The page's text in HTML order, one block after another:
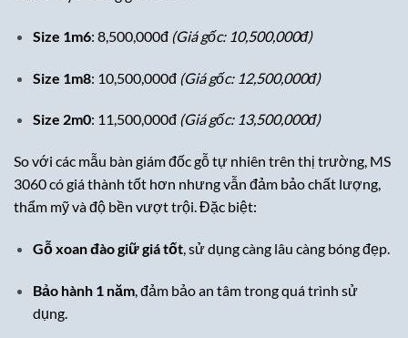
Size 1m6: 8,500,000đ (Giá gốc: 10,500,000đ)
Size 1m8: 10,500,000đ (Giá gốc: 12,500,000đ)
Size 2m0: 11,500,000đ (Giá gốc: 13,500,000đ)
So với các mẫu bàn giám đốc gỗ tự nhiên trên thị trường, MS
3060 có giá thành tốt hơn nhưng vẫn đảm bảo chất lượng,
thẩm mỹ và độ bền vượt trội. Đặc biệt:
Gỗ xoan đào giữ giá tốt, sử dụng càng lâu càng bóng đẹp.
Bảo hành 1 năm, đảm bảo an tâm trong quá trình sử
dụng.